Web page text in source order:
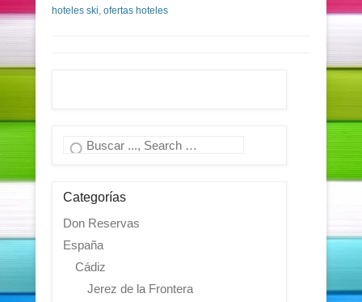
hoteles ski ofertas hoteles
Buscar
Categorías
Don Reservas
España
Cádiz
Jerez de la Frontera